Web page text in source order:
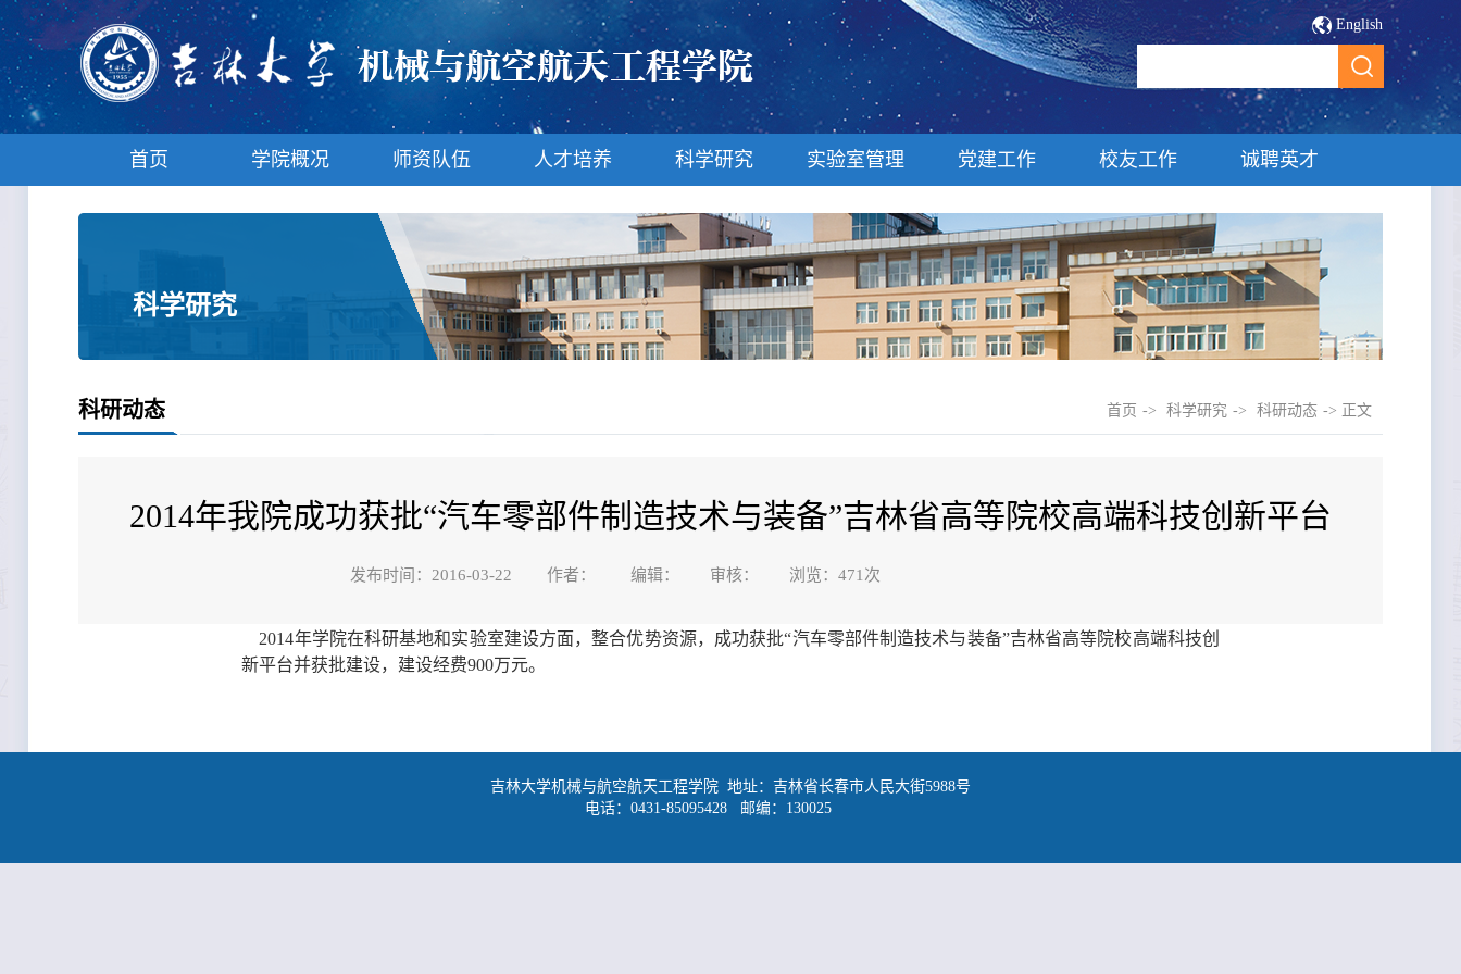
English
首页 学院概况 师资队伍 人才培养 科学研究 实验室管理 党建工作 校友工作 诚聘英才
科学研究
科研动态 首页 -> 科学研究 -> 科研动态 -> 正文
2014年我院成功获批“汽车零部件制造技术与装备”吉林省高等院校高端科技创新平台
发布时间：2016-03-22 作者： 编辑： 审核： 浏览： 471 次
2014年学院在科研基地和实验室建设方面，整合优势资源，成功获批“汽车零部件制造技术与装备”吉林省高等院校高端科技创
新平台并获批建设，建设经费900万元。
吉林大学机械与航空航天工程学院 地址：吉林省长春市人民大街5988号
电话：0431-85095428 邮编：130025